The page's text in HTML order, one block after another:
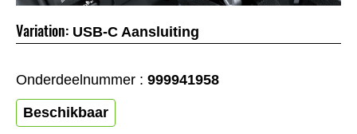
Variation: USB-C Aansluiting
Onderdeelnummer : 999941958
Beschikbaar